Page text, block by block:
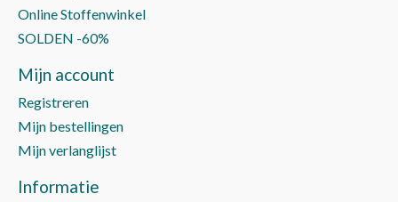
Online Stoffenwinkel
SOLDEN -60%
Mijn account
Registreren
Mijn bestellingen
Mijn verlanglijst
Informatie